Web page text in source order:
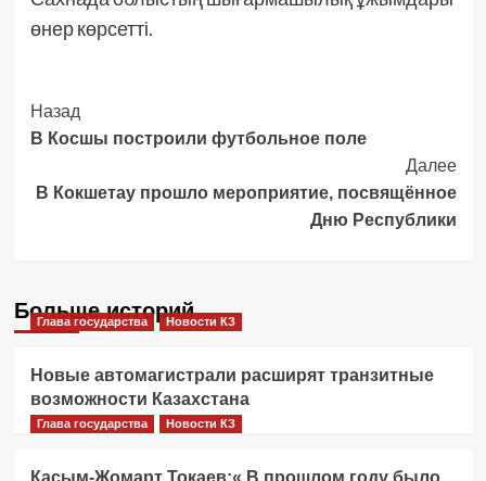
өнер көрсетті.
Post
Navigation
Назад
В Косшы построили футбольное поле
Далее
В Кокшетау прошло мероприятие, посвящённое
Дню Республики
Больше историй
Глава государства Новости КЗ
Новые автомагистрали расширят транзитные
возможности Казахстана
Глава государства Новости КЗ